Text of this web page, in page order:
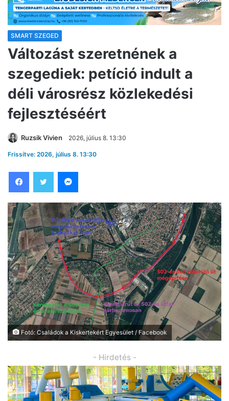
SMART SZEGED
Változást szeretnének a
szegediek: petíció indult a
déli városrész közlekedési
fejlesztéséért
Ruzsik Vivien 2026, július 8. 13:30
Frissítve: 2026, július 8. 13:30
Fotó: Családok a Kiskertekért Egyesület / Facebook
- Hirdetés -